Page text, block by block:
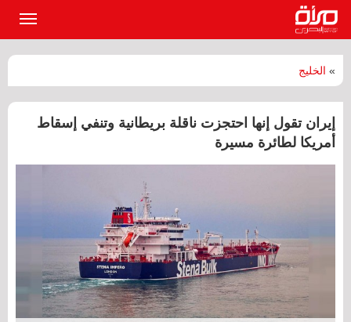
» الخليج
إيران تقول إنها احتجزت ناقلة بريطانية وتنفي إسقاط
أمريكا لطائرة مسيرة